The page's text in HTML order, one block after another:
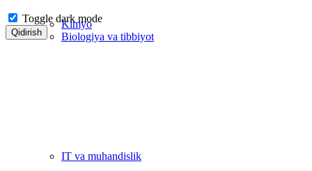
Toggle dark mode
Qidirish
Kimyo
Biologiya va tibbiyot
IT va muhandislik